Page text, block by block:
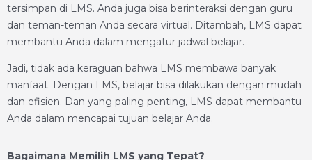
tersimpan di LMS. Anda juga bisa berinteraksi dengan guru
dan teman-teman Anda secara virtual. Ditambah, LMS dapat
membantu Anda dalam mengatur jadwal belajar.
Jadi, tidak ada keraguan bahwa LMS membawa banyak
manfaat. Dengan LMS, belajar bisa dilakukan dengan mudah
dan efisien. Dan yang paling penting, LMS dapat membantu
Anda dalam mencapai tujuan belajar Anda.
Bagaimana Memilih LMS yang Tepat?